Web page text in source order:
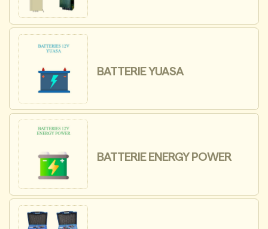
BATTERIE YUASA
BATTERIE ENERGY POWER